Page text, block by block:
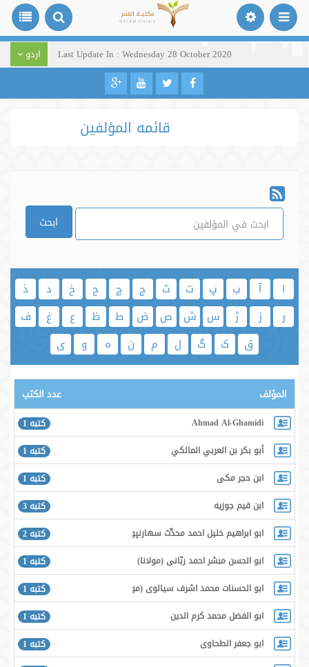
Last Update In : Wednesday 28 October 2020 اردو
قائمه المؤلفين
ابحث
ا آ ب پ ت ث ج چ ح خ د
ذ
ر
ز ژ س ش ص ض ط ظ ع غ
ف
ق
ک گ ل م ن ه و ی
المؤلف عدد الكتب
Ahmad Al-Ghamidi
كتبه 1
أبو بكر بن العربي المالكي
كتبه 1
ابن حجر مكى
كتبه 1
ابن قیم جوزیه
كتبه 3
ابو ابراهيم خليل احمد محدِّث سهارنپورى
كتبه 2
ابو الحسن مبشر احمد ربّانى (مولانا)
كتبه 1
ابو الحسنات محمد اشرف سيالوى (مولانا)
كتبه 1
ابو الفضل محمد كرم الدين
كتبه 1
ابو جعفر الطحاوى
كتبه 1